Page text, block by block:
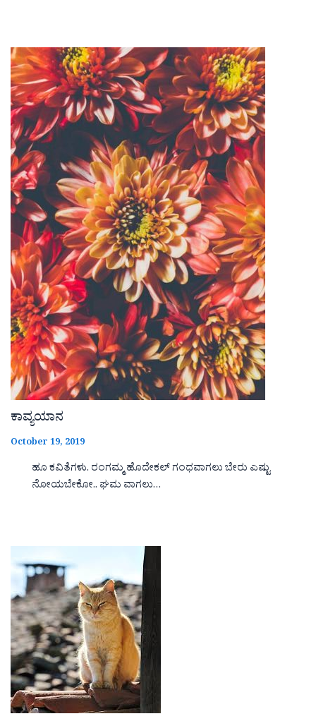
ಕಾವ್ಯಯಾನ
October 19, 2019
ಹೂ ಕವಿತೆಗಳು. ರಂಗಮ್ಮ ಹೊದೇಕಲ್ ಗಂಧವಾಗಲು ಬೇರು ಎಷ್ಟು
ನೋಯಬೇಕೋ.. ಘಮ ವಾಗಲು…